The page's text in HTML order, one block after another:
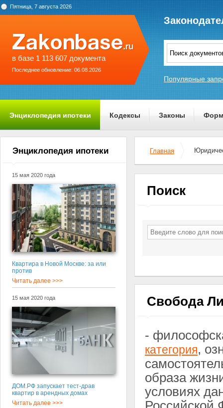
Пятница, 7 августа 2026
в базе 1 113 607 документа
Последнее обновление: 06.08.2026
Популярные
Энциклопедия ипотеки Кодексы Законы
О проекте
Энциклопедия ипотеки
15 мая 2020 года
Квартира в Новой Москве: за или
против
Читать далее >>>
15 мая 2020 года
ДОМ.РФ запускает тест-драв
квартир в арендных домах
Читать далее >>>
Главная
Поиск
Свобода
-
категория,
образа
условиях